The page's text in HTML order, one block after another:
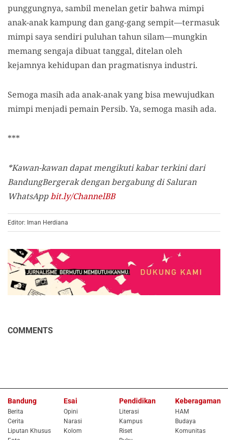
punggungnya, sambil menelan getir bahwa mimpi
anak-anak kampung dan gang-gang sempit—termasuk
mimpi saya sendiri puluhan tahun silam—mungkin
memang sengaja dibuat tanggal, ditelan oleh
kejamnya kehidupan dan pragmatisnya industri.
Semoga masih ada anak-anak yang bisa mewujudkan
mimpi menjadi pemain Persib. Ya, semoga masih ada.
***
*Kawan-kawan dapat mengikuti kabar terkini dari
BandungBergerak dengan bergabung di Saluran
WhatsAppbit.ly/ChannelBB
Editor: Iman Herdiana
COMMENTS
Bandung
Berita
Cerita
Liputan Khusus
Esai
Opini
Narasi
Kolom
Pendidikan
Literasi
Kampus
Riset
Keberagaman
HAM
Budaya
Komunitas